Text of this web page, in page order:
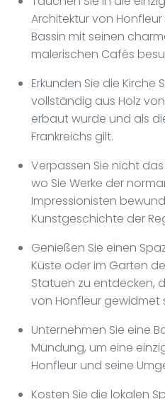
Architektur von
Bassin mit seinen
malerischen Cafés
Erkunden Sie die
vollständig aus Holz
erbaut wurde und als
Frankreichs gilt.
Verpassen Sie nicht
wo Sie Werke der
Impressionisten
Kunstgeschichte der
Genießen Sie einen
Küste oder im Garten
Statuen zu entdecken,
von Honfleur gewidmet
Unternehmen Sie eine
Mündung, um eine
Honfleur und seine
Kosten Sie die lokalen